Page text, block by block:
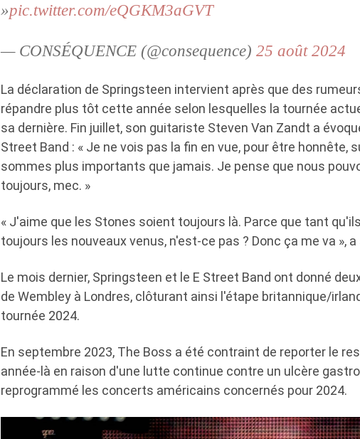
»pic.twitter.com/eQGKM3aGVT
— CONSÉQUENCE (@consequence) 25 août 2024
La déclaration de Springsteen intervient après que des
répandre plus tôt cette année selon lesquelles la tournée
sa dernière. Fin juillet, son guitariste Steven Van Zandt a
Street Band : « Je ne vois pas la fin en vue, pour être honnête,
sommes plus importants que jamais. Je pense que nous
toujours, mec. »
« J'aime que les Stones soient toujours là. Parce que tant
toujours les nouveaux venus, n'est-ce pas ? Donc ça me va »,
Le mois dernier, Springsteen et le E Street Band ont donné
de Wembley à Londres, clôturant ainsi l'étape britannique/
tournée 2024.
En septembre 2023, The Boss a été contraint de reporter le
année-là en raison d'une lutte continue contre un ulcère
reprogrammé les concerts américains concernés pour 2024.